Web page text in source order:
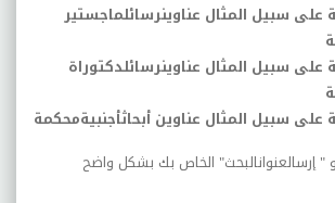
على سبيل المثال عناوينرسائلماجستير
على سبيل المثال عناوينرسائلدكتوراة
على سبيل المثال عناوين أبحاثأجنبيةمحكمة
إرسالعنوانالبحث" الخاص بك بشكل واضح